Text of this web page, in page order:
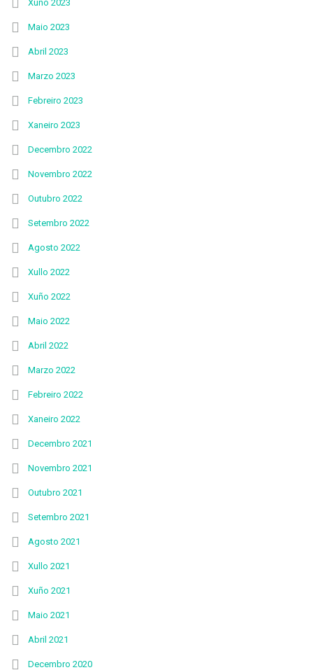
Xuño 2023
Maio 2023
Abril 2023
Marzo 2023
Febreiro 2023
Xaneiro 2023
Decembro 2022
Novembro 2022
Outubro 2022
Setembro 2022
Agosto 2022
Xullo 2022
Xuño 2022
Maio 2022
Abril 2022
Marzo 2022
Febreiro 2022
Xaneiro 2022
Decembro 2021
Novembro 2021
Outubro 2021
Setembro 2021
Agosto 2021
Xullo 2021
Xuño 2021
Maio 2021
Abril 2021
Decembro 2020